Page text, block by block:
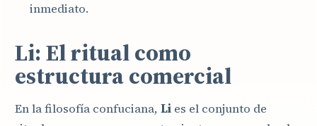
inmediato.
Li: El ritual como
estructura comercial
En la filosofía confuciana, Li es el conjunto de